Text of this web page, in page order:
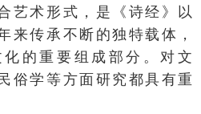
艺术形式，是《诗经》以
来传承不断的独特载体，
的重要组成部分。对文
俗学等方面研究都具有重